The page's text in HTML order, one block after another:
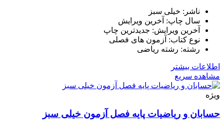
ناشر: خیلی سبز
سال چاپ: آخرین ویرایش
آخرین ویرایش: جدیدترین چاپ
نوع کتاب: آزمون های فصلی
رشته: رشته ریاضی
اطلاعات بیشتر
مشاهده سریع
ویژه
حسابان و ریاضیات پایه فصل آزمون خیلی سبز